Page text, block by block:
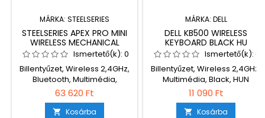
MÁRKA: STEELSERIES
STEELSERIES APEX PRO MINI
WIRELESS MECHANICAL
GAMING KEYBOARD BLACK
Ismertető(k): 0
Billentyűzet, Wireless 2,4GHz,
Bluetooth, Multimédia,
Tenkeyless (TKL),
Megvilágítás, Mechanikus
switch, Black, ENG, RGB,
63 620 Ft
 Kosárba
MÁRKA: DELL
DELL KB500 WIRELESS
KEYBOARD BLACK HU
Ismertető(k): 0
Billentyűzet, Wireless 2,4GHz,
Multimédia, Black, HUN
11 090 Ft
 Kosárba